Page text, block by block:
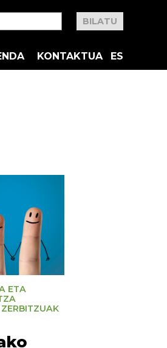
KONTAKTUA ES
ETA